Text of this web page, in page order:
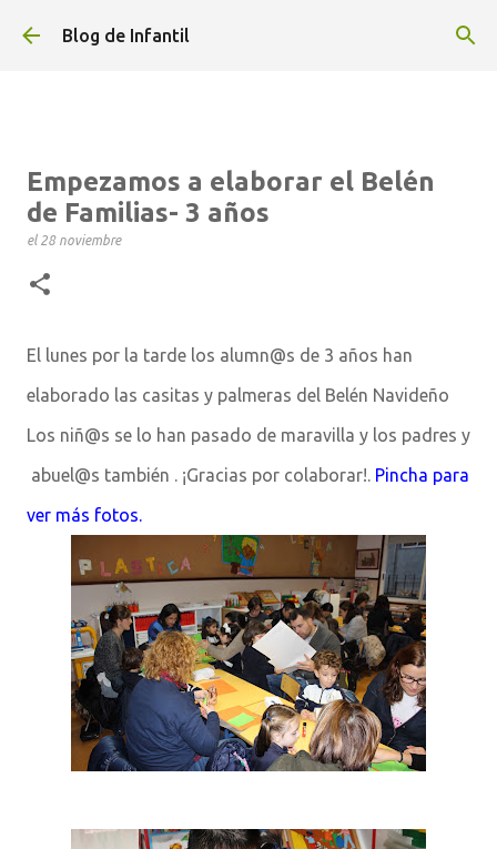
Ir al contenido principal
Blog de Infantil
Empezamos a elaborar el Belén
de Familias- 3 años
el 28 noviembre
El lunes por la tarde los alumn@s de 3 años han
elaborado las casitas y palmeras del Belén Navideño
Los niñ@s se lo han pasado de maravilla y los padres y
abuel@s también . ¡Gracias por colaborar!. Pincha para
ver más fotos.